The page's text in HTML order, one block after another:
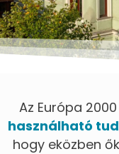
Az Európa
használható
hogy eközben ők